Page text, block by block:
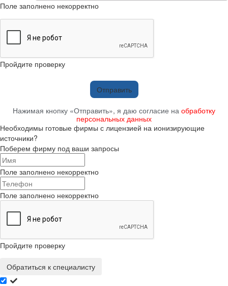
Поле заполнено некорректно
Пройдите проверку
Отправить
Нажимая кнопку «Отправить», я даю согласие на обработку
персональных данных
Необходимы готовые фирмы с лицензией на ионизирующие
источники?
Поберем фирму под ваши запросы
Поле заполнено некорректно
Поле заполнено некорректно
Пройдите проверку
Обратиться к специалисту